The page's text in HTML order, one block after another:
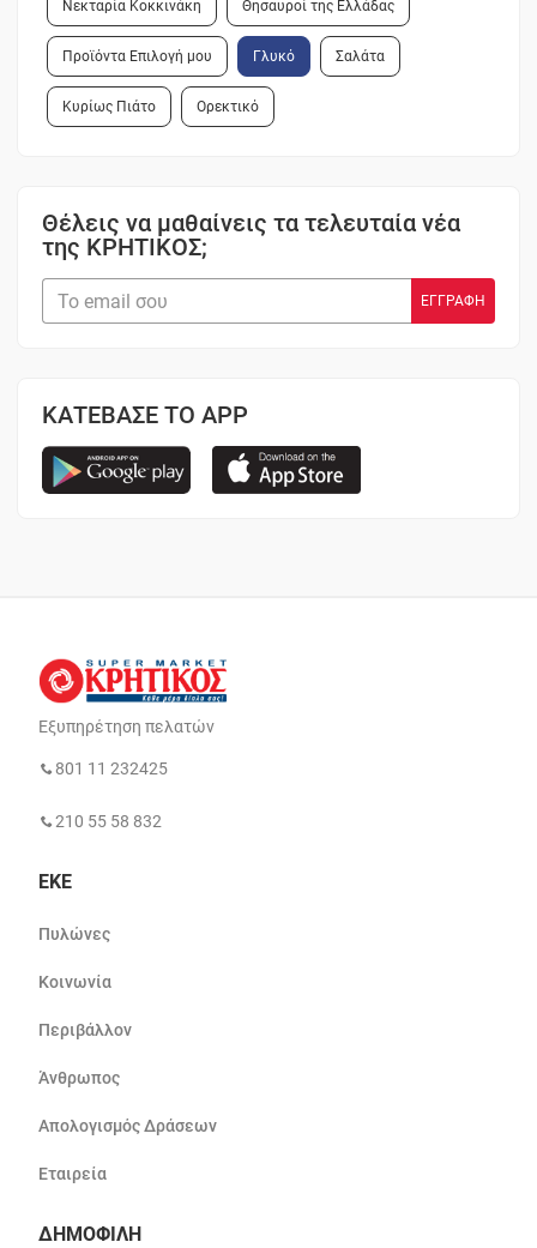
Νεκταρία Κοκκινάκη Θησαυροί της Ελλάδας
Προϊόντα Επιλογή μου Γλυκό Σαλάτα
Κυρίως Πιάτο Ορεκτικό
Θέλεις να μαθαίνεις τα τελευταία νέα
της ΚΡΗΤΙΚΟΣ;
ΚΑΤΕΒΑΣΕ ΤΟ APP
Εξυπηρέτηση πελατών
801 11 232425
210 55 58 832
ΕΚΕ
Πυλώνες
Κοινωνία
Περιβάλλον
Άνθρωπος
Απολογισμός Δράσεων
Εταιρεία
ΔΗΜΟΦΙΛΗ